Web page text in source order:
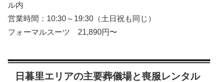
ル内
営業時間：10:30～19:30（土日祝も同じ）
フォーマルスーツ 21,890円〜
日暮里エリアの主要葬儀場と喪服レンタル